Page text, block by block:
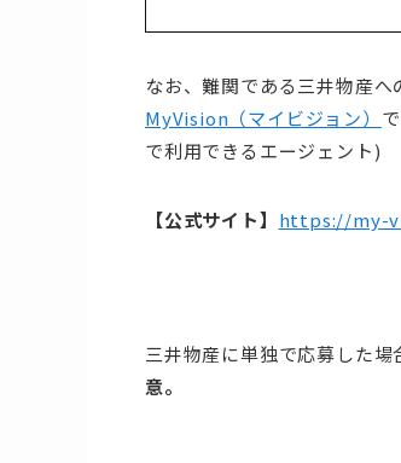
なお、難関である三井物産
MyVision（マイビジョン）
で利用できるエージェント)
【公式サイト】 https://my-
三井物産に単独で応募した
意。